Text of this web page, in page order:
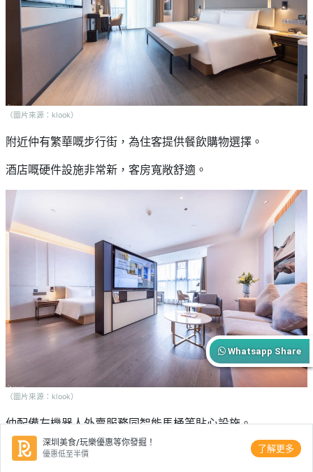
Whatsapp Share
深圳美食/玩樂優惠等你發掘！
優惠低至半價
了解更多
（圖片來源：klook）
附近仲有繁華嘅步行街，為住客提供餐飲購物選擇。
酒店嘅硬件設施非常新，客房寬敞舒適。
（圖片來源：klook）
仲配備左機器人外賣服務同智能馬桶等貼心設施。